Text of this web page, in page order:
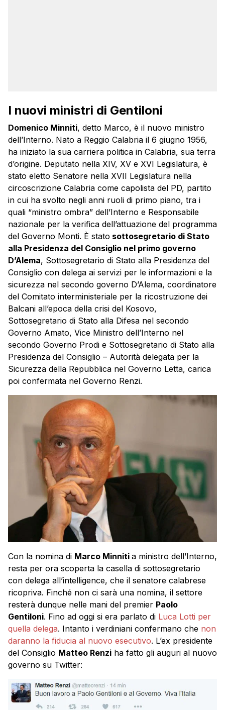
I nuovi ministri di Gentiloni
Domenico Minniti, detto Marco, è il nuovo ministro
dell’Interno. Nato a Reggio Calabria il 6 giugno 1956,
ha iniziato la sua carriera politica in Calabria, sua terra
d’origine. Deputato nella XIV, XV e XVI Legislatura, è
stato eletto Senatore nella XVII Legislatura nella
circoscrizione Calabria come capolista del PD, partito
in cui ha svolto negli anni ruoli di primo piano, tra i
quali “ministro ombra” dell’Interno e Responsabile
nazionale per la verifica dell’attuazione del programma
del Governo Monti. È stato sottosegretario di Stato
alla Presidenza del Consiglio nel primo governo
D’Alema, Sottosegretario di Stato alla Presidenza del
Consiglio con delega ai servizi per le informazioni e la
sicurezza nel secondo governo D’Alema, coordinatore
del Comitato interministeriale per la ricostruzione dei
Balcani all’epoca della crisi del Kosovo,
Sottosegretario di Stato alla Difesa nel secondo
Governo Amato, Vice Ministro dell’Interno nel
secondo Governo Prodi e Sottosegretario di Stato alla
Presidenza del Consiglio – Autorità delegata per la
Sicurezza della Repubblica nel Governo Letta, carica
poi confermata nel Governo Renzi.
Con la nomina di Marco Minniti a ministro dell’Interno,
resta per ora scoperta la casella di sottosegretario
con delega all’intelligence, che il senatore calabrese
ricopriva. Finché non ci sarà una nomina, il settore
resterà dunque nelle mani del premier Paolo
Gentiloni. Fino ad oggi si era parlato di Luca Lotti per
quella delega. Intanto i verdiniani confermano che non
daranno la fiducia al nuovo esecutivo. L’ex presidente
del Consiglio Matteo Renzi ha fatto gli auguri al nuovo
governo su Twitter: